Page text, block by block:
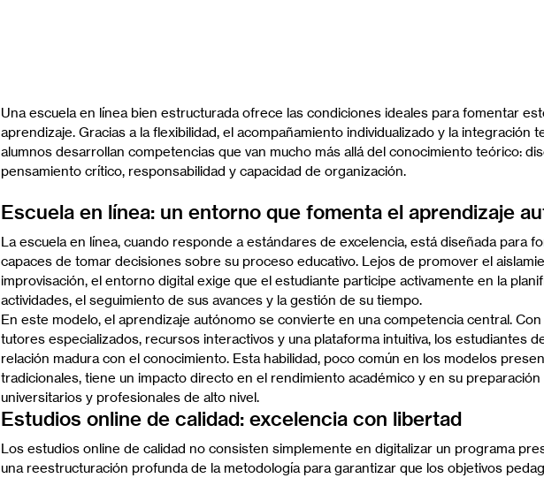
Una escuela en línea bien estructurada ofrece las condiciones ideales para fomentar
aprendizaje. Gracias a la flexibilidad, el acompañamiento individualizado y la integración
alumnos desarrollan competencias que van mucho más allá del conocimiento teórico:
pensamiento crítico, responsabilidad y capacidad de organización.
Escuela en línea: un entorno que fomenta el aprendizaje
La escuela en línea, cuando responde a estándares de excelencia, está diseñada para
capaces de tomar decisiones sobre su proceso educativo. Lejos de promover el
improvisación, el entorno digital exige que el estudiante participe activamente en la
actividades, el seguimiento de sus avances y la gestión de su tiempo.
En este modelo, el aprendizaje autónomo se convierte en una competencia central.
tutores especializados, recursos interactivos y una plataforma intuitiva, los estudiantes
relación madura con el conocimiento. Esta habilidad, poco común en los modelos
tradicionales, tiene un impacto directo en el rendimiento académico y en su
universitarios y profesionales de alto nivel.
Estudios online de calidad: excelencia con libertad
Los estudios online de calidad no consisten simplemente en digitalizar un programa
una reestructuración profunda de la metodología para garantizar que los objetivos